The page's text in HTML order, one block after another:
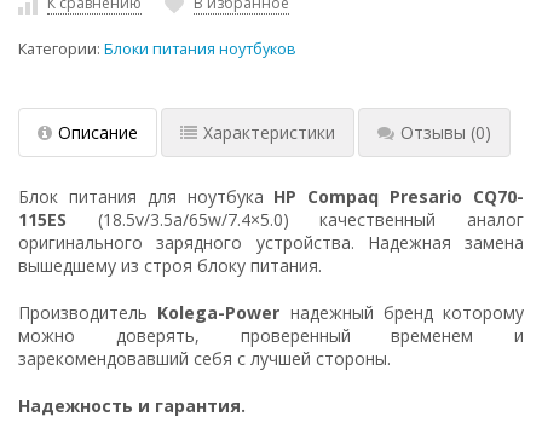
Категории: Блоки питания ноутбуков
Описание Характеристики Отзывы (0)
Блок питания для ноутбука HP Compaq Presario CQ70-
115ES (18.5v/3.5a/65w/7.4×5.0) качественный аналог
оригинального зарядного устройства. Надежная замена
вышедшему из строя блоку питания.
Производитель Kolega-Power надежный бренд которому
можно доверять, проверенный временем и
зарекомендовавший себя с лучшей стороны.
Надежность и гарантия.